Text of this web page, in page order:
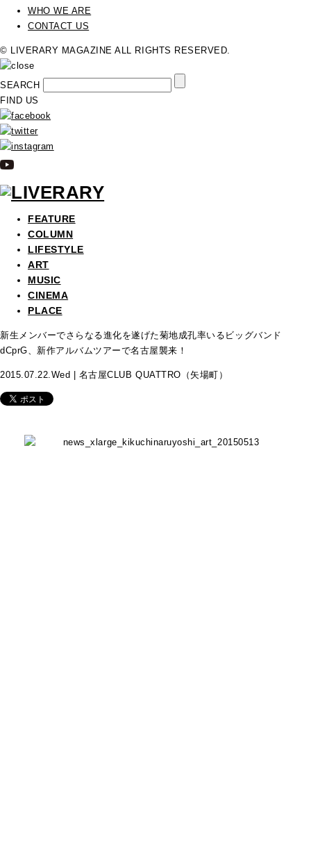
WHO WE ARE
CONTACT US
© LIVERARY MAGAZINE ALL RIGHTS RESERVED.
SEARCH
FIND US
FEATURE
COLUMN
LIFESTYLE
ART
MUSIC
CINEMA
PLACE
新生メンバーでさらなる進化を遂げた菊地成孔率いるビッグバンド
dCprG、新作アルバムツアーで名古屋襲来！
2015.07.22.Wed | 名古屋CLUB QUATTRO（矢場町）